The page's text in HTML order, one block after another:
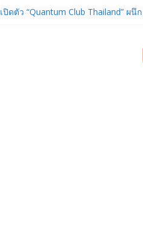
เปิดตัว “Quantum Club Thailand” ผนึก